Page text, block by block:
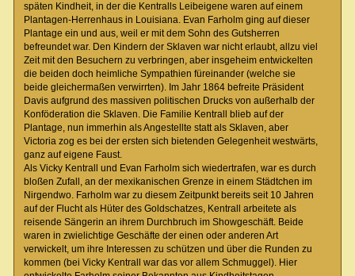
späten Kindheit, in der die Kentralls Leibeigene waren auf einem
Plantagen-Herrenhaus in Louisiana. Evan Farholm ging auf dieser
Plantage ein und aus, weil er mit dem Sohn des Gutsherren
befreundet war. Den Kindern der Sklaven war nicht erlaubt, allzu viel
Zeit mit den Besuchern zu verbringen, aber insgeheim entwickelten
die beiden doch heimliche Sympathien füreinander (welche sie
beide gleichermaßen verwirrten). Im Jahr 1864 befreite Präsident
Davis aufgrund des massiven politischen Drucks von außerhalb der
Konföderation die Sklaven. Die Familie Kentrall blieb auf der
Plantage, nun immerhin als Angestellte statt als Sklaven, aber
Victoria zog es bei der ersten sich bietenden Gelegenheit westwärts,
ganz auf eigene Faust.
Als Vicky Kentrall und Evan Farholm sich wiedertrafen, war es durch
bloßen Zufall, an der mexikanischen Grenze in einem Städtchen im
Nirgendwo. Farholm war zu diesem Zeitpunkt bereits seit 10 Jahren
auf der Flucht als Hüter des Goldschatzes, Kentrall arbeitete als
reisende Sängerin an ihrem Durchbruch im Showgeschäft. Beide
waren in zwielichtige Geschäfte der einen oder anderen Art
verwickelt, um ihre Interessen zu schützen und über die Runden zu
kommen (bei Vicky Kentrall war das vor allem Schmuggel). Hier